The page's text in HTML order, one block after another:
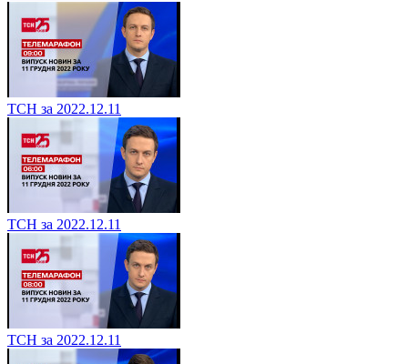
ТСН за 2022.12.11
ТСН за 2022.12.11
ТСН за 2022.12.11